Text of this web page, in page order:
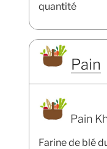
quantité
Pain
Pain
Farine de blé